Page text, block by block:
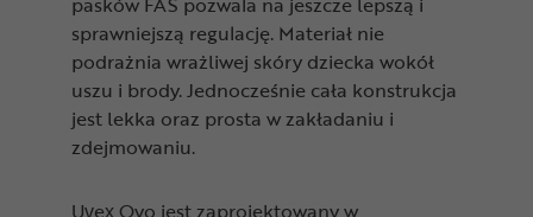
sprawniejszą regulację. Materiał nie
podrażnia wrażliwej skóry dziecka wokół
uszu i brody. Jednocześnie cała konstrukcja
jest lekka oraz prosta w zakładaniu i
zdejmowaniu.
Uvex Oyo jest zaprojektowany w